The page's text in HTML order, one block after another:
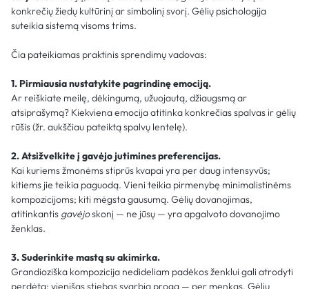
konkrečių žiedų kultūrinį ar simbolinį svorį. Gėlių psichologija
suteikia sistemą visoms trims.
Čia pateikiamas praktinis sprendimų vadovas:
1. Pirmiausia nustatykite pagrindinę emociją.
Ar reiškiate meilę, dėkingumą, užuojautą, džiaugsmą ar
atsiprašymą? Kiekviena emocija atitinka konkrečias spalvas ir gėlių
rūšis (žr. aukščiau pateiktą spalvų lentelę).
2. Atsižvelkite į gavėjo jutimines preferencijas.
Kai kuriems žmonėms stiprūs kvapai yra per daug intensyvūs;
kitiems jie teikia paguodą. Vieni teikia pirmenybę minimalistinėms
kompozicijoms; kiti mėgsta gausumą. Gėlių dovanojimas,
atitinkantis gavėjoskonį — ne jūsų — yra apgalvoto dovanojimo
ženklas.
3. Suderinkite mastą su akimirka.
Grandioziška kompozicija nedideliam padėkos ženklui gali atrodyti
perdėta; vienišas stiebas svarbia proga — per menkas. Gėlių